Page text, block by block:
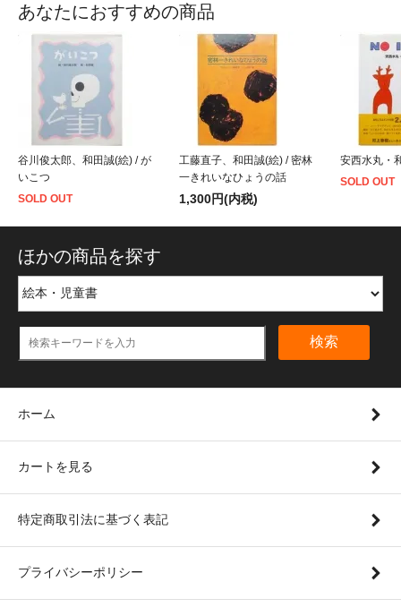
あなたにおすすめの商品
谷川俊太郎、和田誠(絵) / が
いこつ
SOLD OUT
工藤直子、和田誠(絵) / 密林
一きれいなひょうの話
1,300円(内税)
安西水丸・
SOLD OUT
ほかの商品を探す
検索
ホーム
カートを見る
特定商取引法に基づく表記
プライバシーポリシー